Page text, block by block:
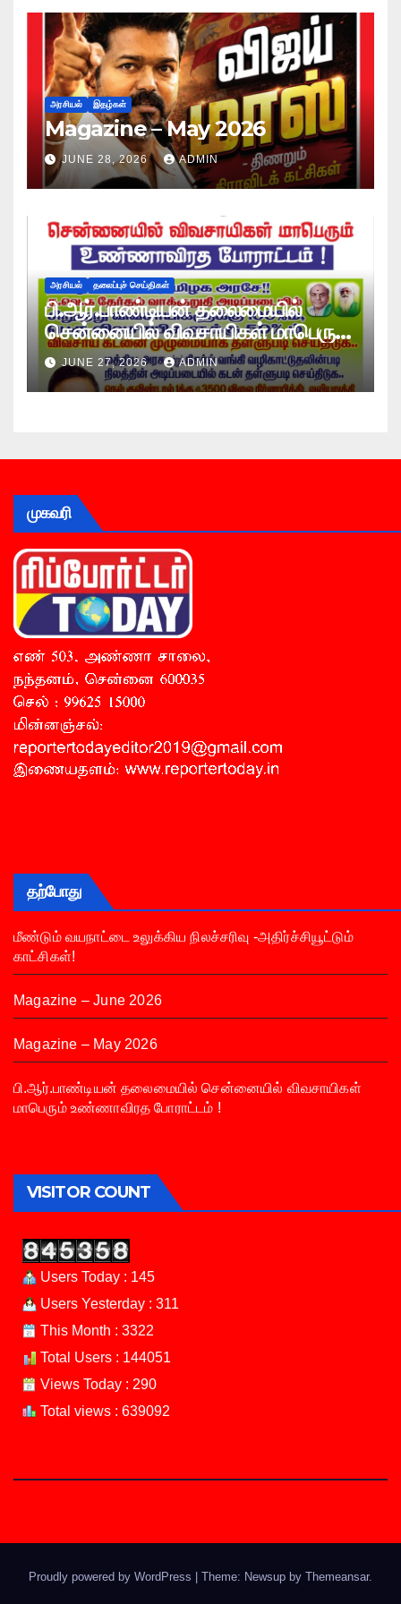
அரசியல் இதழ்கள்
Magazine – May 2026
JUNE 28, 2026 ADMIN
அரசியல் தலைப்புச் செய்திகள்
பி.ஆர்.பாண்டியன் தலைமையில்
சென்னையில் விவசாயிகள் மாபெரும்
உண்ணாவிரத போராட்டம் !
JUNE 27, 2026 ADMIN
முகவரி
தற்போது
மீண்டும் வயநாட்டை உலுக்கிய நிலச்சரிவு -அதிர்ச்சியூட்டும்
காட்சிகள்!
Magazine – June 2026
Magazine – May 2026
பி.ஆர்.பாண்டியன் தலைமையில் சென்னையில் விவசாயிகள்
மாபெரும் உண்ணாவிரத போராட்டம் !
VISITOR COUNT
Users Today : 145
Users Yesterday : 311
This Month : 3322
Total Users : 144051
Views Today : 290
Total views : 639092
Proudly powered by WordPress | Theme: Newsup by Themeansar.